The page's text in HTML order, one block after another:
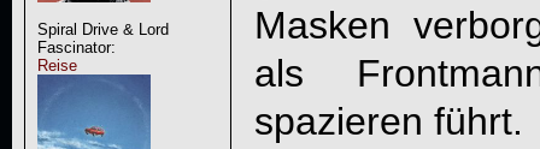
Spiral Drive & Lord
Fascinator:
Reise
Masken
als
spazieren führt.